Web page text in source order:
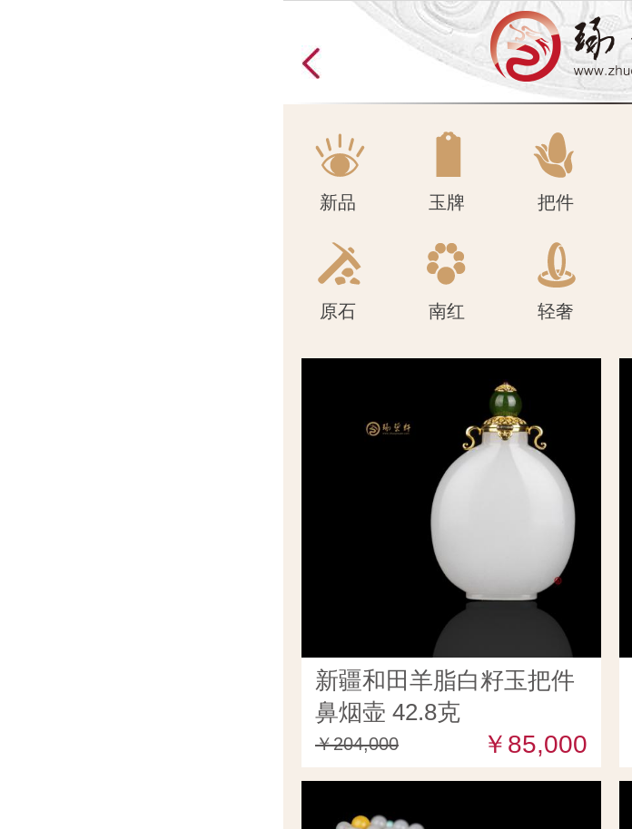
原石 南红 轻奢
新品 玉牌 把件
原石 南红 轻奢
新疆和田羊脂白籽玉把件
鼻烟壶 42.8克
￥204,000 ￥85,000